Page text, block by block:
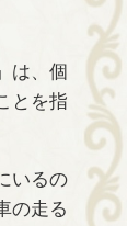
は、個
とを指
いるの
の走る